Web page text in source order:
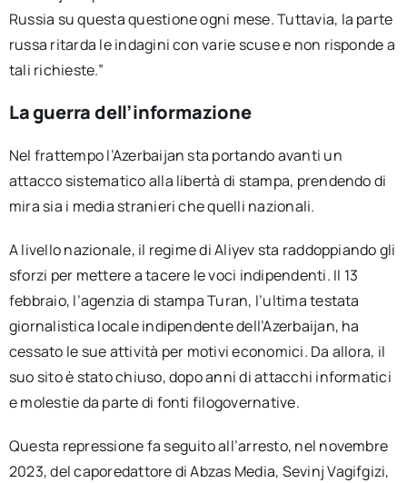
Russia su questa questione ogni mese. Tuttavia, la parte
russa ritarda le indagini con varie scuse e non risponde a
tali richieste.”
La guerra dell’informazione
Nel frattempo l’Azerbaijan sta portando avanti un
attacco sistematico alla libertà di stampa, prendendo di
mira sia i media stranieri che quelli nazionali.
A livello nazionale, il regime di Aliyev sta raddoppiando gli
sforzi per mettere a tacere le voci indipendenti. Il 13
febbraio, l’agenzia di stampa Turan, l’ultima testata
giornalistica locale indipendente dell’Azerbaijan, ha
cessato le sue attività per motivi economici. Da allora, il
suo sito è stato chiuso, dopo anni di attacchi informatici
e molestie da parte di fonti filogovernative.
Questa repressione fa seguito all’arresto, nel novembre
2023, del caporedattore di Abzas Media, Sevinj Vagifgizi,